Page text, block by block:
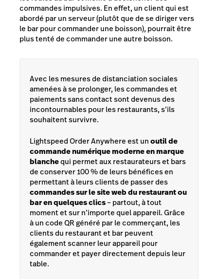
commandes impulsives. En effet, un client qui est
abordé par un serveur (plutôt que de se diriger vers
le bar pour commander une boisson), pourrait être
plus tenté de commander une autre boisson.
Avec les mesures de distanciation sociales
amenées à se prolonger, les commandes et
paiements sans contact sont devenus des
incontournables pour les restaurants, s’ils
souhaitent survivre.
Lightspeed Order Anywhere est unoutil de
commande numérique moderne en marque
blanchequi permet aux restaurateurs et bars
de conserver 100 % de leurs bénéfices en
permettant à leurs clients de passer des
commandes sur le site web du restaurant ou
bar en quelques clics– partout, à tout
moment et sur n’importe quel appareil. Grâce
à un code QR généré par le commerçant, les
clients du restaurant et bar peuvent
également scanner leur appareil pour
commander et payer directement depuis leur
table.